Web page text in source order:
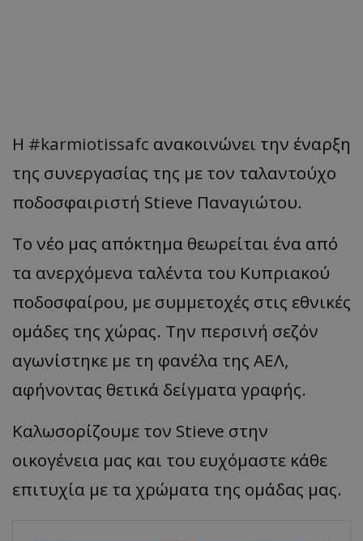
Η #karmiotissafc ανακοινώνει την έναρξη
της συνεργασίας της με τον ταλαντούχο
ποδοσφαιριστή Stieve Παναγιώτου.
Το νέο μας απόκτημα θεωρείται ένα από
τα ανερχόμενα ταλέντα του Κυπριακού
ποδοσφαίρου, με συμμετοχές στις εθνικές
ομάδες της χώρας. Την περσινή σεζόν
αγωνίστηκε με τη φανέλα της ΑΕΛ,
αφήνοντας θετικά δείγματα γραφής.
Καλωσορίζουμε τον Stieve στην
οικογένεια μας και του ευχόμαστε κάθε
επιτυχία με τα χρώματα της ομάδας μας.